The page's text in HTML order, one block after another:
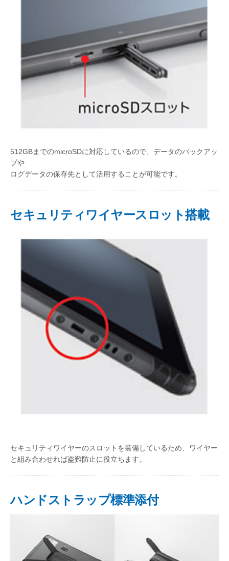
512GBまでのmicroSDに対応しているので、データのバックアッ
プや
ログデータの保存先として活用することが可能です。
セキュリティワイヤースロット搭載
セキュリティワイヤーのスロットを装備しているため、ワイヤー
と組み合わせれば盗難防止に役立ちます。
ハンドストラップ標準添付